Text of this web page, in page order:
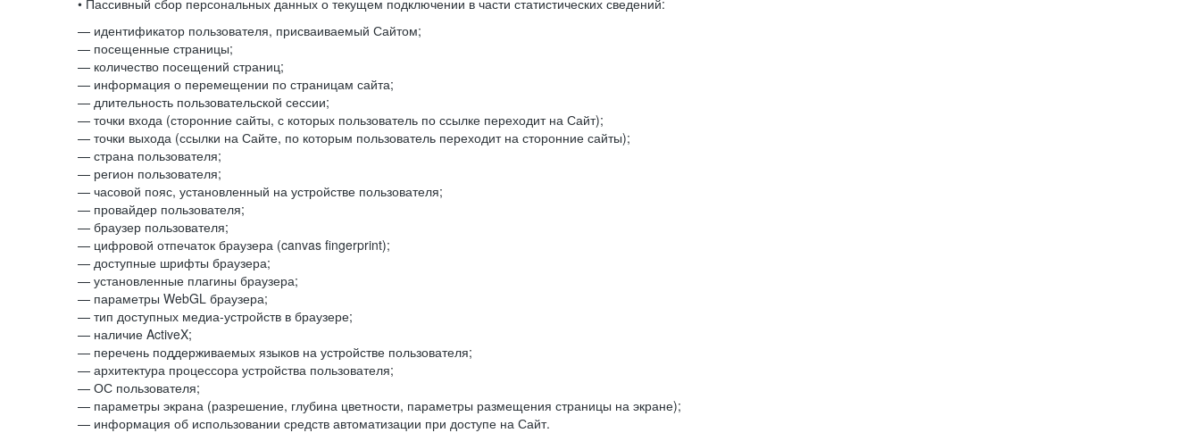
• Пассивный сбор персональных данных о текущем подключении в части статистических сведений:
— идентификатор пользователя, присваиваемый Сайтом;
— посещенные страницы;
— количество посещений страниц;
— информация о перемещении по страницам сайта;
— длительность пользовательской сессии;
— точки входа (сторонние сайты, с которых пользователь по ссылке переходит на Сайт);
— точки выхода (ссылки на Сайте, по которым пользователь переходит на сторонние сайты);
— страна пользователя;
— регион пользователя;
— часовой пояс, установленный на устройстве пользователя;
— провайдер пользователя;
— браузер пользователя;
— цифровой отпечаток браузера (canvas fingerprint);
— доступные шрифты браузера;
— установленные плагины браузера;
— параметры WebGL браузера;
— тип доступных медиа-устройств в браузере;
— наличие ActiveX;
— перечень поддерживаемых языков на устройстве пользователя;
— архитектура процессора устройства пользователя;
— ОС пользователя;
— параметры экрана (разрешение, глубина цветности, параметры размещения страницы на экране);
— информация об использовании средств автоматизации при доступе на Сайт.